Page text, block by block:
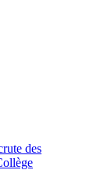
des